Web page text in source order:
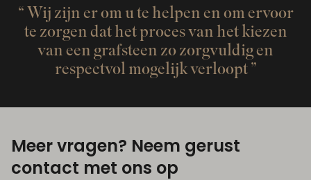
Wij zijn er om u te helpen en om ervoor
te zorgen dat het proces van het kiezen
van een grafsteen zo zorgvuldig en
respectvol mogelijk verloopt
Meer vragen? Neem gerust
contact met ons op